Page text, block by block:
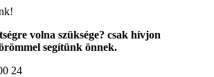
volna szüksége? csak hívjon
segítünk önnek.
24